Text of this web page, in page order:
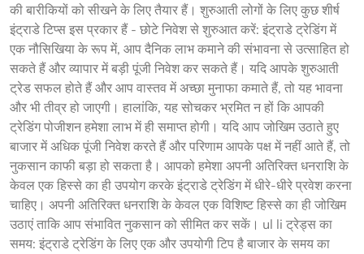
की बारीकियों को सीखने के लिए तैयार हैं। शुरुआती लोगों के लिए कुछ शीर्ष
इंट्राडे टिप्स इस प्रकार हैं - छोटे निवेश से शुरुआत करें: इंट्राडे ट्रेडिंग में
एक नौसिखिया के रूप में, आप दैनिक लाभ कमाने की संभावना से उत्साहित हो
सकते हैं और व्यापार में बड़ी पूंजी निवेश कर सकते हैं। यदि आपके शुरुआती
ट्रेड सफल होते हैं और आप वास्तव में अच्छा मुनाफा कमाते हैं, तो यह भावना
और भी तीव्र हो जाएगी। हालांकि, यह सोचकर भ्रमित न हों कि आपकी
ट्रेडिंग पोजीशन हमेशा लाभ में ही समाप्त होगी। यदि आप जोखिम उठाते हुए
बाजार में अधिक पूंजी निवेश करते हैं और परिणाम आपके पक्ष में नहीं आते हैं, तो
नुकसान काफी बड़ा हो सकता है। आपको हमेशा अपनी अतिरिक्त धनराशि के
केवल एक हिस्से का ही उपयोग करके इंट्राडे ट्रेडिंग में धीरे-धीरे प्रवेश करना
चाहिए। अपनी अतिरिक्त धनराशि के केवल एक विशिष्ट हिस्से का ही जोखिम
उठाएं ताकि आप संभावित नुकसान को सीमित कर सकें। ul li ट्रेड्स का
समय: इंट्राडे ट्रेडिंग के लिए एक और उपयोगी टिप है बाजार के समय का